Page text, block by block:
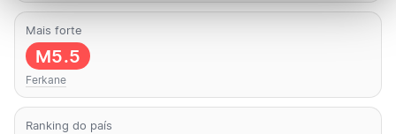
Mais forte
M5.5
Ferkane
Ranking do país